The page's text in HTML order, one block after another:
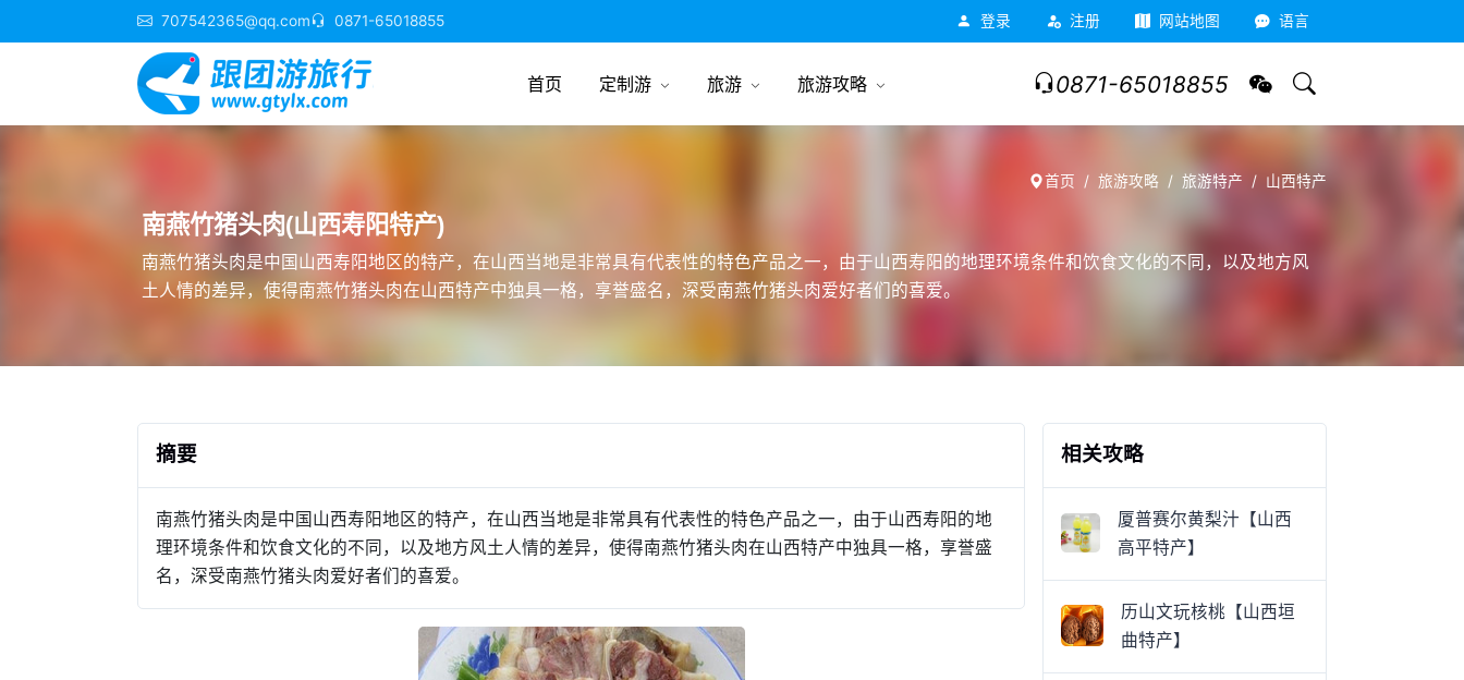
707542365@qq.com 0871-65018855 登录 注册 网站地图 语言
首页 定制游 旅游 旅游攻略 0871-65018855
首页 旅游攻略 旅游特产 山西特产
南燕竹猪头肉(山西寿阳特产)
南燕竹猪头肉是中国山西寿阳地区的特产，在山西当地是非常具有代表性的特色产品之一，由于山西寿阳的地理环境条件和饮食文化的不同，以及地方风
土人情的差异，使得南燕竹猪头肉在山西特产中独具一格，享誉盛名，深受南燕竹猪头肉爱好者们的喜爱。
摘要
南燕竹猪头肉是中国山西寿阳地区的特产，在山西当地是非常具有代表性的特色产品之一，由于山西寿阳的地
理环境条件和饮食文化的不同，以及地方风土人情的差异，使得南燕竹猪头肉在山西特产中独具一格，享誉盛
名，深受南燕竹猪头肉爱好者们的喜爱。
相关攻略
厦普赛尔黄梨汁【山西
高平特产】
历山文玩核桃【山西垣
曲特产】